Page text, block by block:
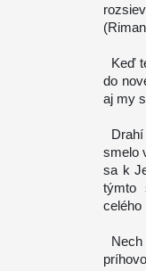
Keď
do
aj my
Drahí
smelo
sa k
týmto
celého